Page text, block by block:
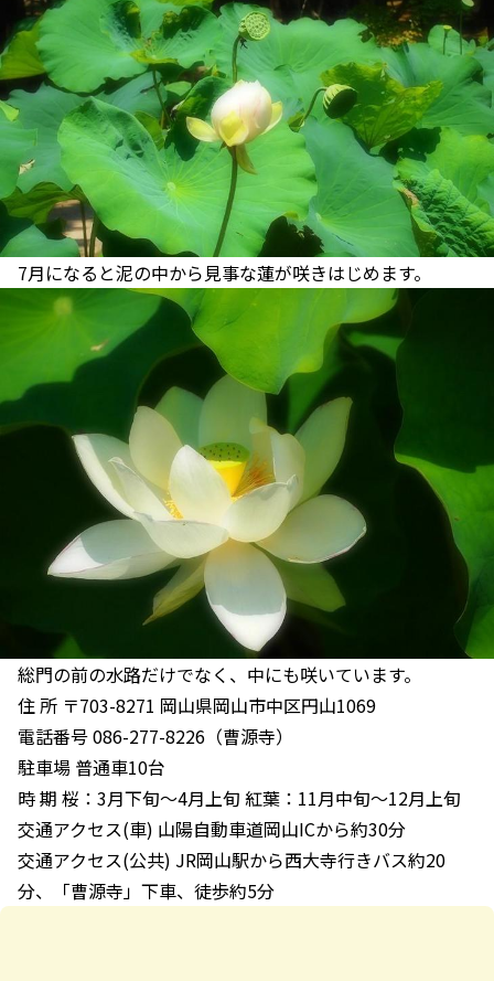
7月になると泥の中から見事な蓮が咲きはじめます。
総門の前の水路だけでなく、中にも咲いています。
住 所 〒703-8271 岡山県岡山市中区円山1069
電話番号 086-277-8226（曹源寺）
駐車場 普通車10台
時 期 桜：3月下旬～4月上旬 紅葉：11月中旬～12月上旬
交通アクセス(車) 山陽自動車道岡山ICから約30分
交通アクセス(公共) JR岡山駅から西大寺行きバス約20
分、「曹源寺」下車、徒歩約5分